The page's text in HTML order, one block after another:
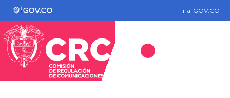
ir a GOV.CO